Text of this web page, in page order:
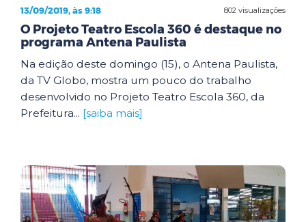
802 visualizações
13/09/2019, às 9:18
O Projeto Teatro Escola 360 é destaque no
programa Antena Paulista
Na edição deste domingo (15), o Antena Paulista,
da TV Globo, mostra um pouco do trabalho
desenvolvido no Projeto Teatro Escola 360, da
Prefeitura... [saiba mais]